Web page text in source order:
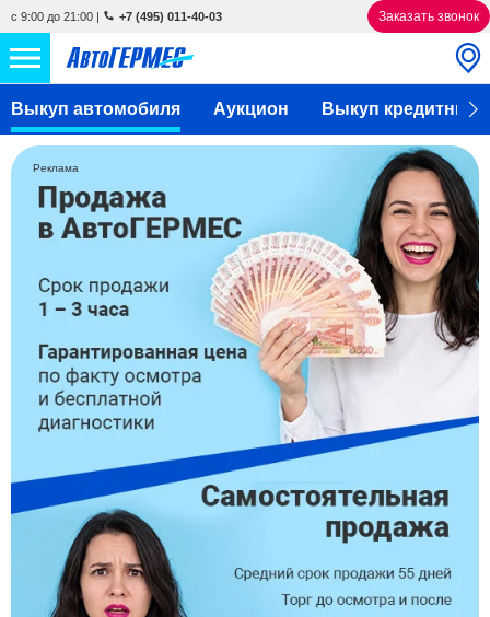
с 9:00 до 21:00 | +7 (495) 011-40-03 Заказать звонок
НОВЫЕ АВТОМОБИЛИ 4866 авто
С ПРОБЕГОМ
СЕРВИС
АКЦИИ
О КОМПАНИИ
КОНТАКТЫ
Избранное
Сравнение
Личный кабинет
Реклама
Выкуп автомобиля Аукцион Выкуп кредитных